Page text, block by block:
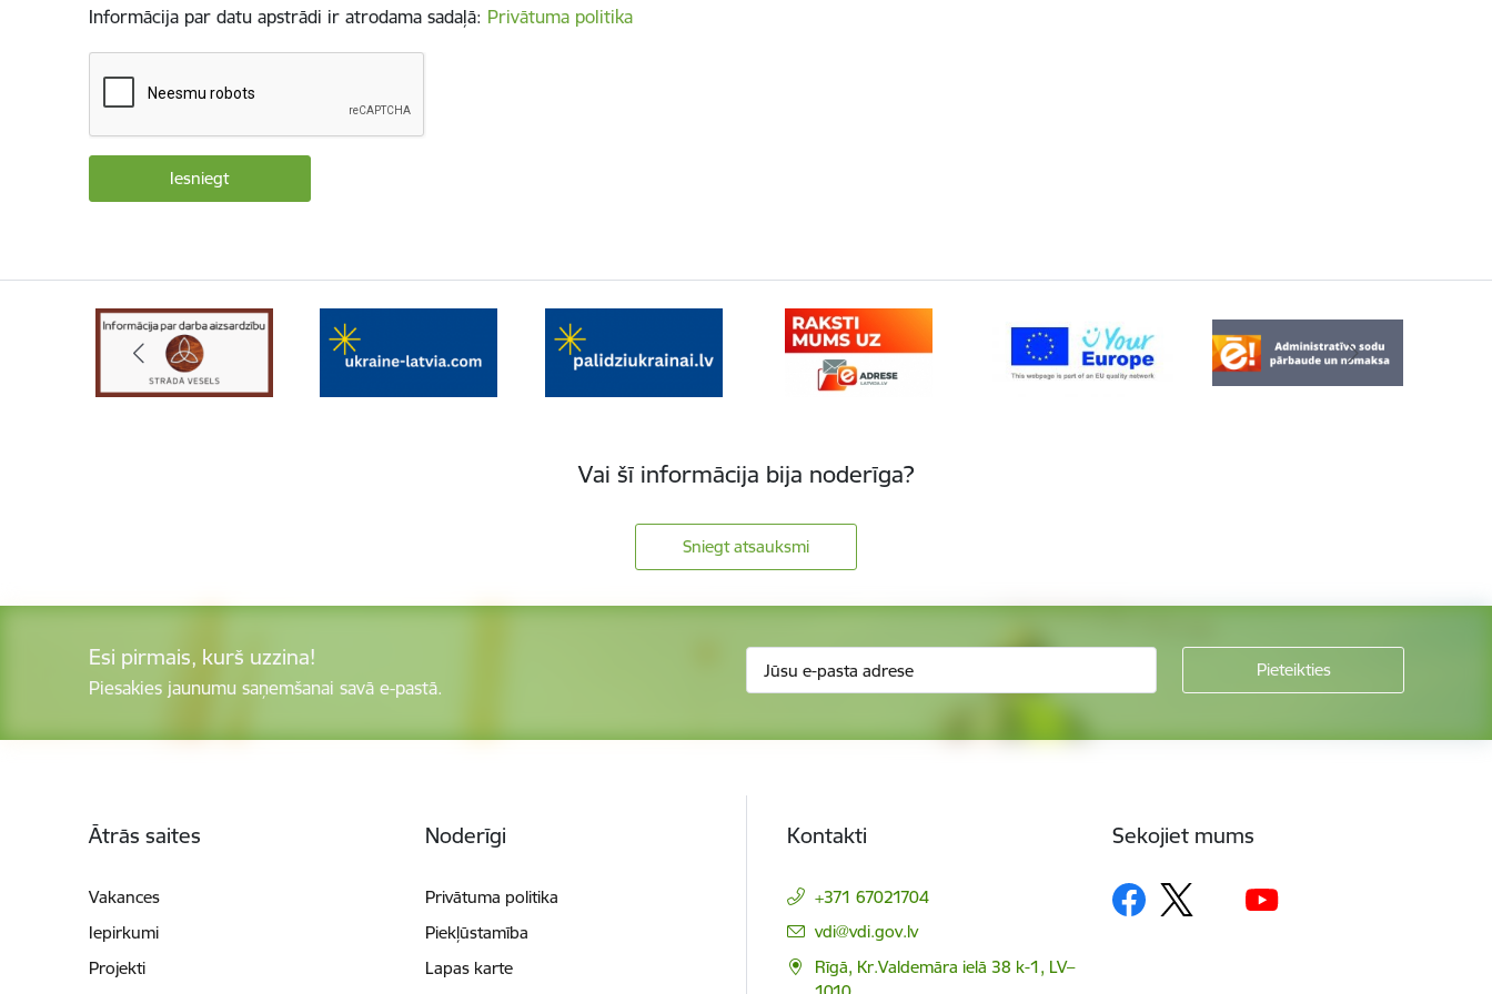
Informācija par datu apstrādi ir atrodama sadaļā: Privātuma politika
Vai šī informācija bija noderīga?
Sniegt atsauksmi
Esi pirmais, kurš uzzina!
Piesakies jaunumu saņemšanai savā e-pastā.
Ātrās saites
Vakances
Iepirkumi
Projekti
Noderīgi
Privātuma politika
Piekļūstamība
Lapas karte
Kontakti
+371 67021704
E-pasts:
vdi@vdi.gov.lv
Rīgā, Kr.Valdemāra ielā 38 k-1, LV–
Sekojiet mums